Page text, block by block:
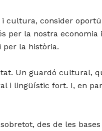
cultura, consider
per la nostra economia
per la història.
Un guardó cultural,
i lingüístic fort. I, en
des de les